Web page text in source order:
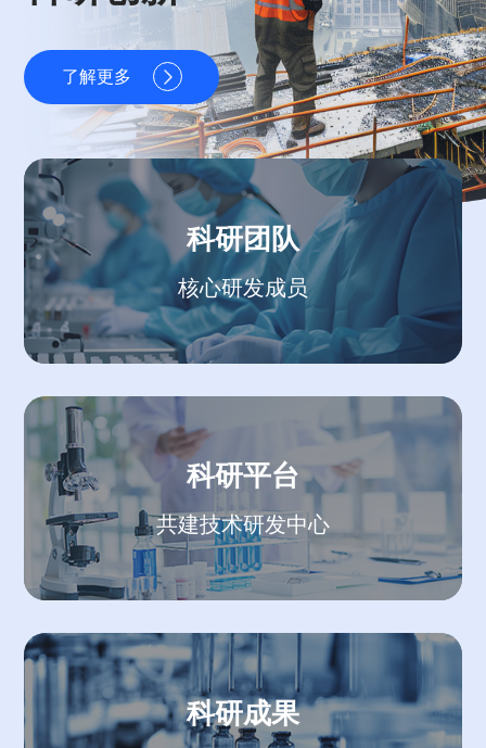
了解更多
科研团队
核心研发成员
科研平台
共建技术研发中心
科研成果